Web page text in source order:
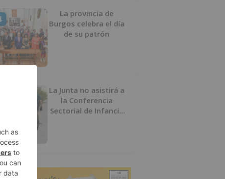
La provincia de
Burgos celebra el día
de su patrón
La Junta no asistirá a
la Conferencia
Sectorial de Infancia